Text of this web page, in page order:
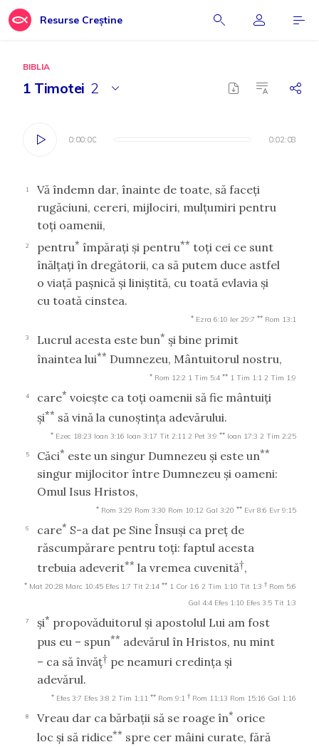
Resurse Creștine
BIBLIA
1 Timotei 2
0:00:00 0:02:08
0:00:00 0:02:08
1
Vă îndemn dar, înainte de toate, să faceţi
rugăciuni, cereri, mijlociri, mulţumiri pentru
toţi oamenii,
2 pentru* împăraţi şi pentru** toţi cei ce sunt
înălţaţi în dregătorii, ca să putem duce astfel
o viaţă paşnică şi liniştită, cu toată evlavia şi
cu toată cinstea.
* Ezra 6:10 Ier 29:7 ** Rom 13:1
3 Lucrul acesta este bun* şi bine primit
înaintea lui** Dumnezeu, Mântuitorul nostru,
* Rom 12:2 1 Tim 5:4 ** 1 Tim 1:1 2 Tim 1:9
4 care* voieşte ca toţi oamenii să fie mântuiţi
şi** să vină la cunoştinţa adevărului.
* Ezec 18:23 Ioan 3:16 Ioan 3:17 Tit 2:11 2 Pet 3:9 ** Ioan 17:3 2 Tim 2:25
5 Căci* este un singur Dumnezeu şi este un**
singur mijlocitor între Dumnezeu şi oameni:
Omul Isus Hristos,
* Rom 3:29 Rom 3:30 Rom 10:12 Gal 3:20 ** Evr 8:6 Evr 9:15
6 care* S-a dat pe Sine Însuşi ca preţ de
răscumpărare pentru toţi: faptul acesta
trebuia adeverit** la vremea cuvenită†,
* Mat 20:28 Marc 10:45 Efes 1:7 Tit 2:14 ** 1 Cor 1:6 2 Tim 1:10 Tit 1:3 † Rom 5:6
Gal 4:4 Efes 1:10 Efes 3:5 Tit 1:3
7 şi* propovăduitorul şi apostolul Lui am fost
pus eu – spun** adevărul în Hristos, nu mint
– ca să învăţ† pe neamuri credinţa şi
adevărul.
* Efes 3:7 Efes 3:8 2 Tim 1:11 ** Rom 9:1 † Rom 11:13 Rom 15:16 Gal 1:16
8 Vreau dar ca bărbaţii să se roage în* orice
loc şi să ridice** spre cer mâini curate, fără